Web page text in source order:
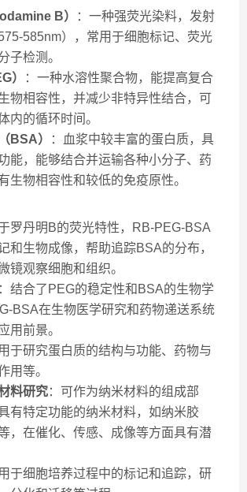
B）
：一种强荧光染料，发射
585nm），常用于细胞标记、荧光
子检测。
）
：一种水溶性聚合物，能提高复合
物相容性，并减少非特异性结合，可
内的循环时间。
BSA）
：血浆中较丰富的蛋白质，具
能，能够结合并运输各种小分子、药
生物相容性和较低的免疫原性。
罗丹明B的荧光特性，RB-PEG-BSA
和生物成像，帮助追踪BSA的分布，
镜观察细胞和组织。
：结合了PEG的稳定性和BSA的生物学
BSA在生物医学研究和药物递送系统
用前景。
于研究蛋白质的结构与功能、药物与
用等。
料研究：可作为纳米材料的组成部
有特定功能的纳米材料，如纳米胶
，在催化、传感、成像等方面具有潜
于细胞培养过程中的标记和追踪，研